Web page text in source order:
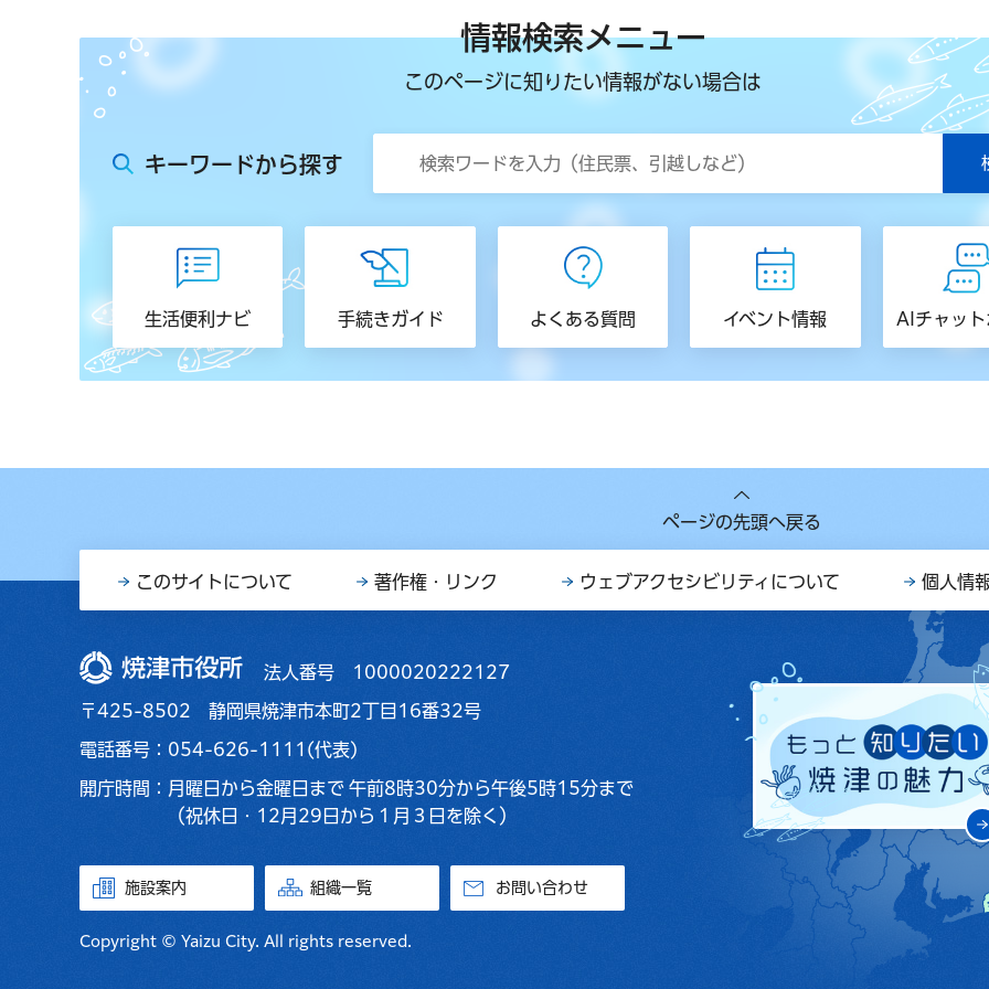
情報検索メニュー
このページに知りたい情報がない場合は
キーワードから探す
生活便利ナビ 手続きガイド よくある質問 イベント情報 AIチャッ
ページの先頭へ戻る
このサイトについて 著作権・リンク ウェブアクセシビリティについて 個人情
焼津市役所 法人番号 1000020222127
〒425-8502 静岡県焼津市本町2丁目16番32号
電話番号：054-626-1111(代表)
開庁時間： 月曜日から金曜日まで 午前8時30分から午後5時15分まで
（祝休日・12月29日から１月３日を除く）
施設案内 組織一覧 お問い合わせ
Copyright © Yaizu City. All rights reserved.